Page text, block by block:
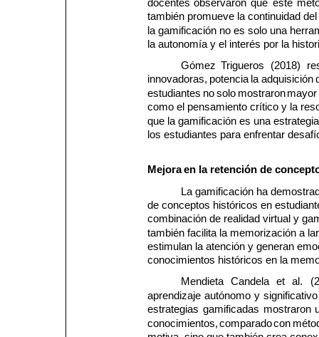
docentes observaron que este
también promueve la continuidad
la gamificación no es solo una
la autonomía y el interés por la
Gómez Trigueros (2018)
innovadoras, potencia la adquisición
estudiantes no solo mostraron
como el pensamiento crítico y la
que la gamificación es una
los estudiantes para enfrentar
Mejora en la retención de
La gamificación ha
de conceptos históricos en
combinación de realidad virtual y
también facilita la memorización a
estimulan la atención y generan
conocimientos históricos en la
Mendieta Candela et al.
aprendizaje autónomo y
estrategias gamificadas mostraron
conocimientos, comparado con